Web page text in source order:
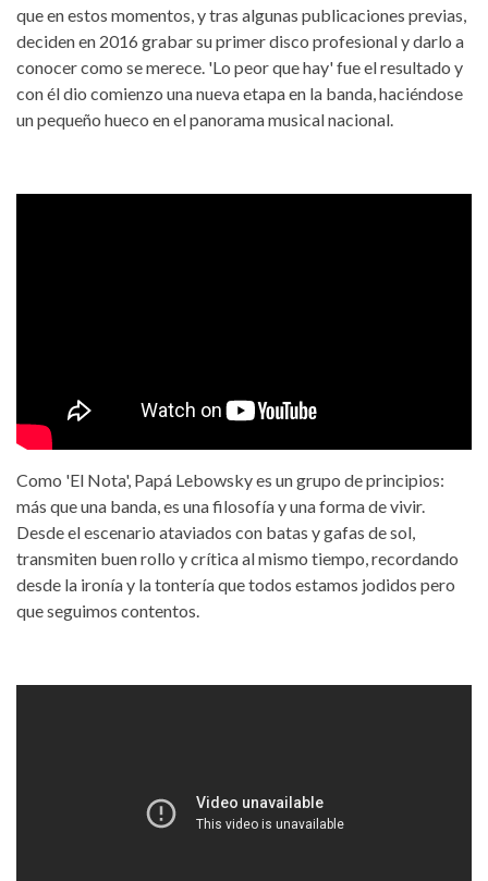
que en estos momentos, y tras algunas publicaciones previas,
deciden en 2016 grabar su primer disco profesional y darlo a
conocer como se merece. 'Lo peor que hay' fue el resultado y
con él dio comienzo una nueva etapa en la banda, haciéndose
un pequeño hueco en el panorama musical nacional.
Como 'El Nota', Papá Lebowsky es un grupo de principios:
más que una banda, es una filosofía y una forma de vivir.
Desde el escenario ataviados con batas y gafas de sol,
transmiten buen rollo y crítica al mismo tiempo, recordando
desde la ironía y la tontería que todos estamos jodidos pero
que seguimos contentos.